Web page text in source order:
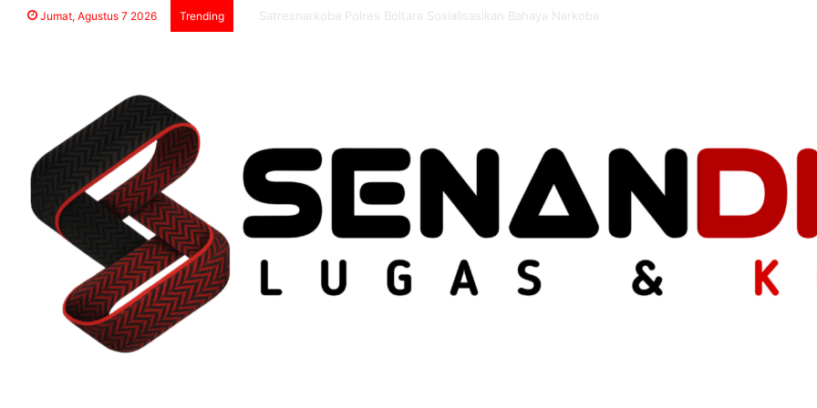
Jumat, Agustus 7 2026 Trending Prodi PAI IAIN Sultan Amai Gorontalo Matangkan Kurikulum OBE